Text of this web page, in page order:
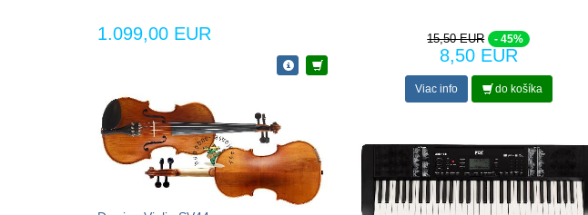
1.099,00 EUR 15,50 EUR - 45%
8,50 EUR
Viac info do košíka